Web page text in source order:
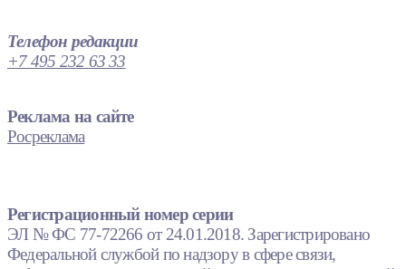
Телефон редакции
+7 495 232 63 33
Реклама на сайте
Росреклама
Регистрационный номер серии
ЭЛ № ФС 77-72266 от 24.01.2018. Зарегистрировано
Федеральной службой по надзору в сфере связи,